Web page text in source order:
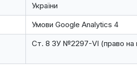
України
Умови Google Analytics 4
Ст. 8 ЗУ №2297-VI (право на